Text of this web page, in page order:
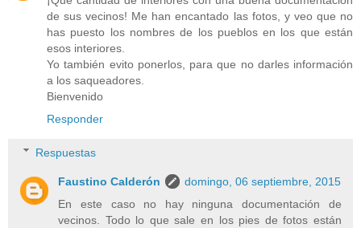
de sus vecinos! Me han encantado las fotos, y veo que no
has puesto los nombres de los pueblos en los que están
esos interiores.
Yo también evito ponerlos, para que no darles información
a los saqueadores.
Bienvenido
Responder
Respuestas
Faustino Calderón
domingo, 06 septiembre, 2015
En este caso no hay ninguna documentación de
vecinos. Todo lo que sale en los pies de fotos están